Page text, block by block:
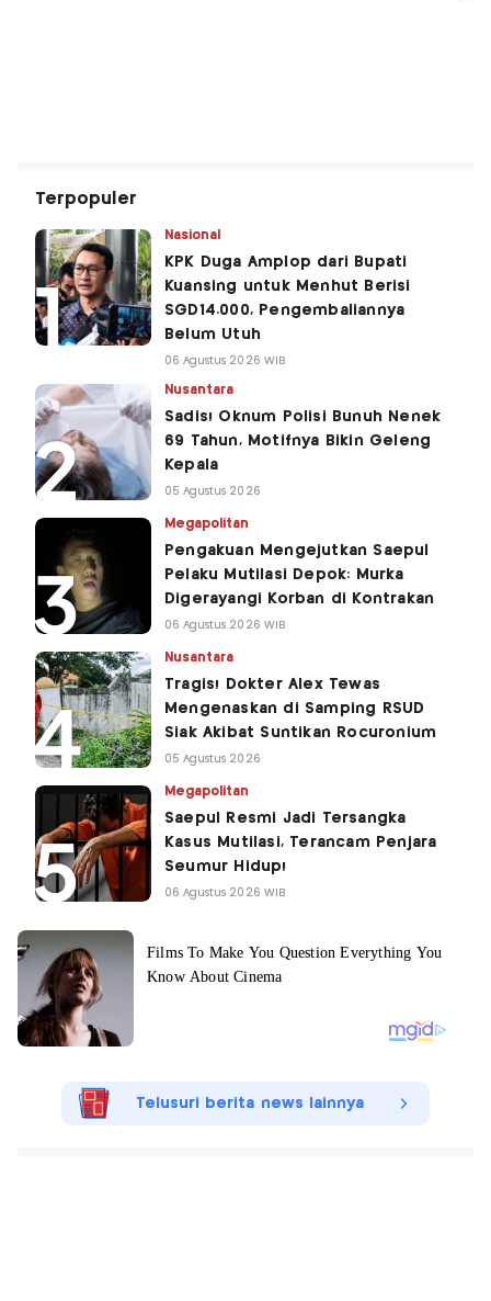
Terpopuler
Nasional
KPK Duga Amplop dari Bupati
Kuansing untuk Menhut Berisi
SGD14.000, Pengembaliannya
Belum Utuh
06 Agustus 2026 WIB
Nusantara
Sadis! Oknum Polisi Bunuh Nenek
69 Tahun, Motifnya Bikin Geleng
Kepala
05 Agustus 2026
Megapolitan
Pengakuan Mengejutkan Saepul
Pelaku Mutilasi Depok: Murka
Digerayangi Korban di Kontrakan
06 Agustus 2026 WIB
Nusantara
Tragis! Dokter Alex Tewas
Mengenaskan di Samping RSUD
Siak Akibat Suntikan Rocuronium
05 Agustus 2026
Megapolitan
Saepul Resmi Jadi Tersangka
Kasus Mutilasi, Terancam Penjara
Seumur Hidup!
06 Agustus 2026 WIB
Telusuri berita news lainnya